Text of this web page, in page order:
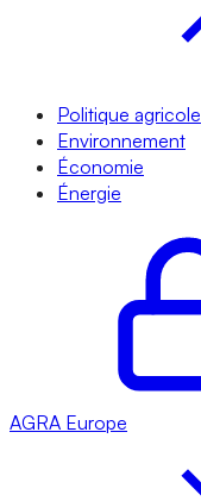
Politique agricole
Environnement
Économie
Énergie
AGRA Europe